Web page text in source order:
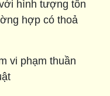
hình tượng tôn
hợp có thoả
vi phạm thuần